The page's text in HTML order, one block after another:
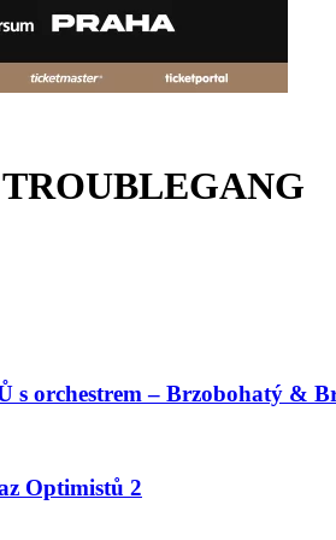
s orchestrem – Brzobohatý &
Optimistů 2